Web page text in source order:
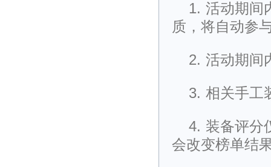
1. 活动期间
质，将自动参
2. 活动期间
3. 相关手工
4. 装备评分
会改变榜单结